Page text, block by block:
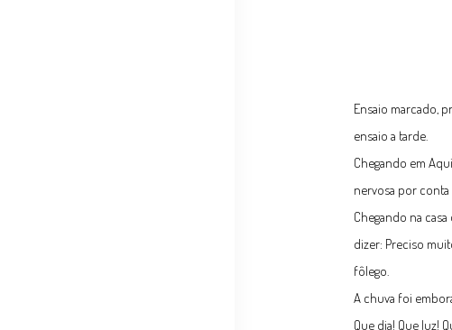
Ensaio marcado,
ensaio a tarde.
Chegando em
nervosa por conta
Chegando na
dizer: Preciso
fôlego.
A chuva foi
Que dia! Que luz!